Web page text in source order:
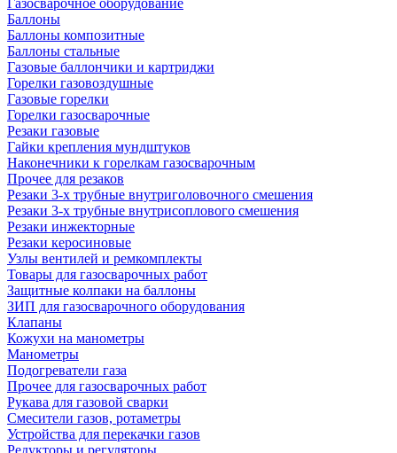
Газосварочное оборудование
Баллоны
Баллоны композитные
Баллоны стальные
Газовые баллончики и картриджи
Горелки газовоздушные
Газовые горелки
Горелки газосварочные
Резаки газовые
Гайки крепления мундштуков
Наконечники к горелкам газосварочным
Прочее для резаков
Резаки 3-х трубные внутриголовочного смешения
Резаки 3-х трубные внутрисоплового смешения
Резаки инжекторные
Резаки керосиновые
Узлы вентилей и ремкомплекты
Товары для газосварочных работ
Защитные колпаки на баллоны
ЗИП для газосварочного оборудования
Клапаны
Кожухи на манометры
Манометры
Подогреватели газа
Прочее для газосварочных работ
Рукава для газовой сварки
Смесители газов, ротаметры
Устройства для перекачки газов
Редукторы и регуляторы